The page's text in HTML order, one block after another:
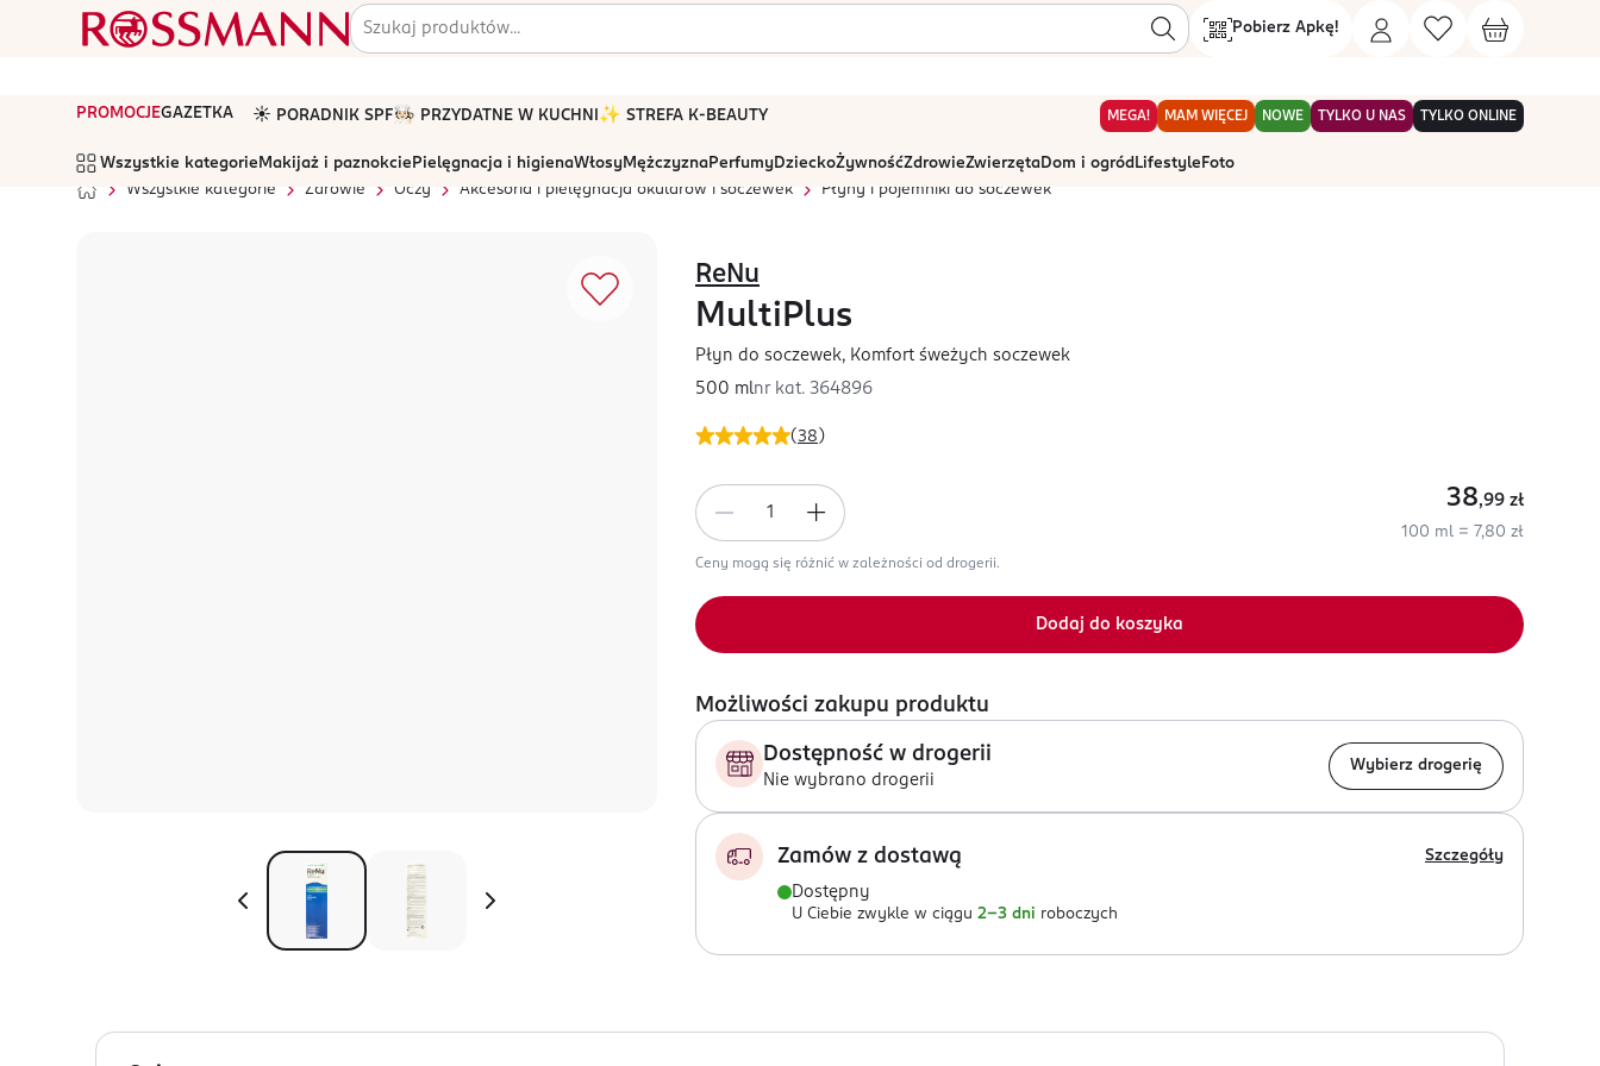
Pobierz Apkę!
PROMOCJEGAZETKA ☀️ PORADNIK SPF🧑🏻‍🍳 PRZYDATNE W KUCHNI ✨ STREFA K-BEAUTY MEGA! MAM WIĘCEJ NOWE TYLKO U NAS TYLKO ONLINE
Wszystkie kategorie Makijaż i paznokcie Pielęgnacja i higienaWłosyMężczyznaPerfumyDzieckoŻywnośćZdrowieZwierzętaDom i ogród Lifestyle Foto
Wszystkie kategorie
Zdrowie Oczy Akcesoria i pielęgnacja okularów i soczewek Płyny i pojemniki do soczewek
(38 )
ReNu
MultiPlus
Płyn do soczewek, Komfort śweżych soczewek
500 mlnr kat. 364896
38,99 zł
100 ml = 7,80 zł
Ceny mogą się różnić w zależności od drogerii.
Dodaj do koszyka
Możliwości zakupu produktu
Dostępność w drogerii
Nie wybrano drogerii
Wybierz drogerię
Zamów z dostawą Szczegóły
Dostępny
U Ciebie zwykle w ciągu 2-3 dni roboczych